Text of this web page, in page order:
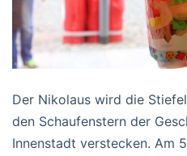
Der Nikolaus wird die
den Schaufenstern der
Innenstadt verstecken. Am